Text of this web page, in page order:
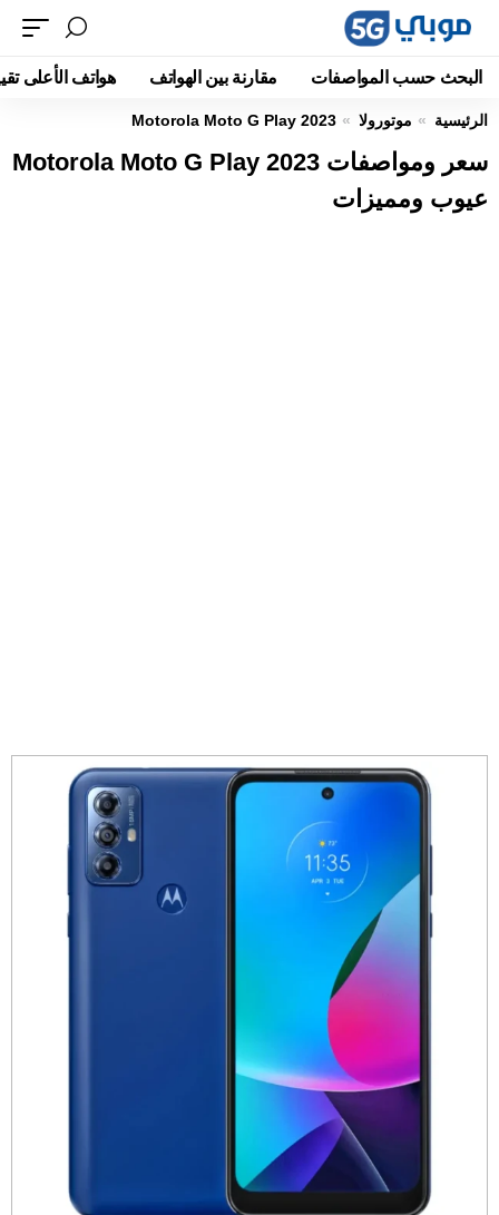
البحث حسب المواصفات مقارنة بين الهواتف هواتف الأعلى
الرئيسية موتورولا Motorola Moto G Play 2023
سعر ومواصفات Motorola Moto G Play 2023
عيوب ومميزات